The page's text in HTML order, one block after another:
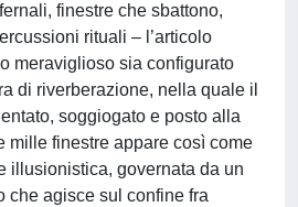
finestre che sbattono,
rituali – l’articolo
meraviglioso sia configurato
di riverberazione, nella quale il
soggiogato e posto alla
mille finestre appare così come
illusionistica, governata da un
che agisce sul confine fra